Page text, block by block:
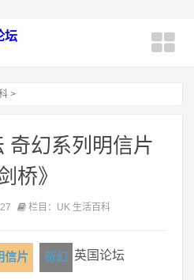
坛
>
奇幻系列明信片
桥》
栏目：UK 生活百科
信片 奇幻 英国论坛